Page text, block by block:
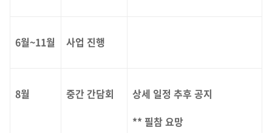
6월~11월 사업 진행
8월 중간 간담회
상세 일정 추후 공지
** 필참 요망